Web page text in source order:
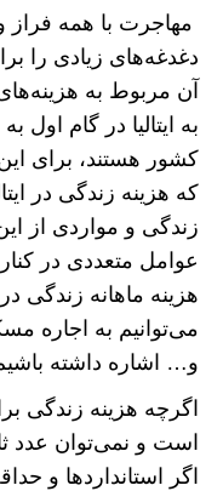
مهاجرت با همه
دغدغه‌های زیادی را
آن مربوط به
به ایتالیا در گام اول
کشور هستند، برای
که هزینه زندگی در
زندگی و مواردی از
عوامل متعددی در
هزینه ماهانه زندگی در
می‌توانیم به اجاره
و… اشاره داشته
اگرچه هزینه زندگی
است و نمی‌توان عدد
اگر استانداردها و